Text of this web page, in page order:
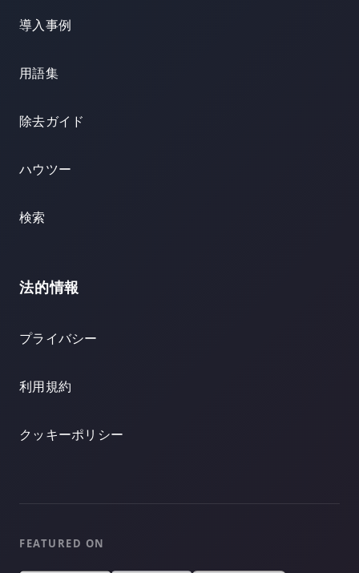
導入事例
用語集
除去ガイド
ハウツー
検索
法的情報
プライバシー
利用規約
クッキーポリシー
FEATURED ON